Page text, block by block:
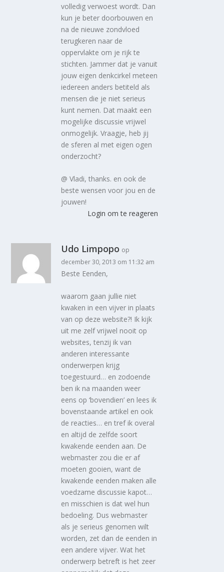
volledig verwoest wordt. Dan
kun je beter doorbouwen en
na de nieuwe zondvloed
terugkeren naar de
oppervlakte om je rijk te
stichten. Jammer dat je vanuit
jouw eigen denkcirkel meteen
iedereen anders betiteld als
mensen die je niet serieus
kunt nemen. Dat maakt een
mogelijke discussie vrijwel
onmogelijk. Vraagje, heb jij
de sferen al met eigen ogen
onderzocht?
@ Vladi, thanks. en ook de
beste wensen voor jou en de
jouwen!
Login om te reageren
Udo Limpopo op
december 30, 2013 om 11:32 am
Beste Eenden,
waarom gaan jullie niet
kwaken in een vijver in plaats
van op deze website?! Ik kijk
uit me zelf vrijwel nooit op
websites, tenzij ik van
anderen interessante
onderwerpen krijg
toegestuurd… en zodoende
ben ik na maanden weer
eens op ‘bovendien’ en lees ik
bovenstaande artikel en ook
de reacties… en tref ik overal
en altijd de zelfde soort
kwakende eenden aan. De
webmaster zou die er af
moeten gooien, want de
kwakende eenden maken alle
voedzame discussie kapot…
en misschien is dat wel hun
bedoeling. Dus webmaster
als je serieus genomen wilt
worden, zet dan de eenden in
een andere vijver. Wat het
onderwerp betreft is het zeer